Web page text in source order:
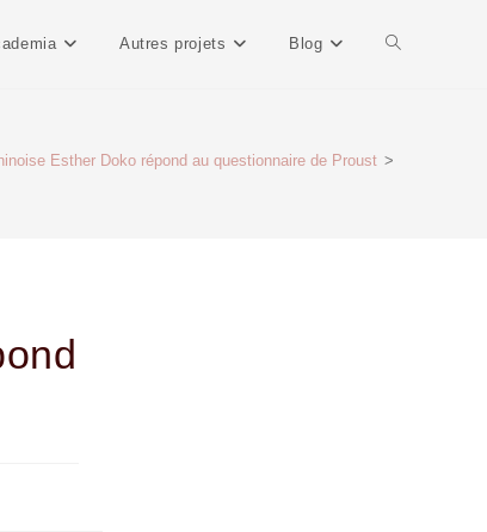
Autres projets Blog
Esther Doko répond au questionnaire de Proust >